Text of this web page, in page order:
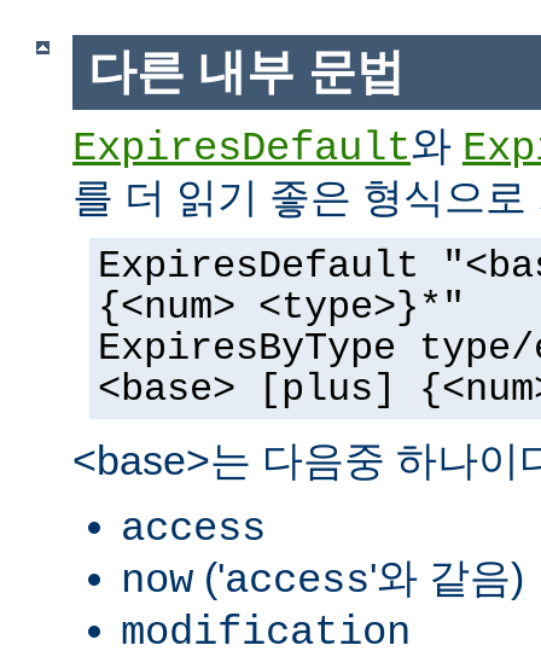
다른 내부 문법
ExpiresDefault와
를 더 읽기 좋은 형식으
ExpiresDefault
{<num> <type>}*"
ExpiresByType
<base> [plus]
<base>는 다음중 하나이
access
now ('access'와 같음)
modification